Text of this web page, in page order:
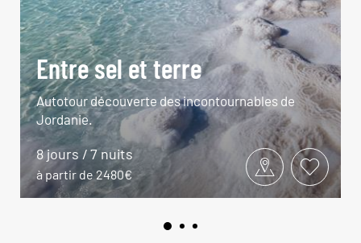
Entre sel et terre
Autotour découverte des incontournables de
Jordanie.
8 jours / 7 nuits
à partir de 2480€